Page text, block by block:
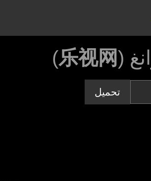
(
乐视网
)
تحميل